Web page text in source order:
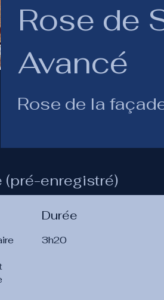
Rose de
Avancé
Rose de la
(pré-enregistré)
Durée
3h20